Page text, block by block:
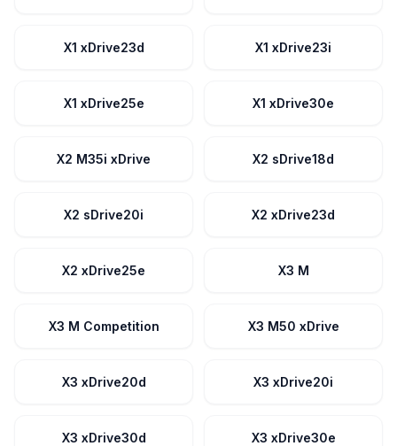
X1 xDrive23d X1 xDrive23i
X1 xDrive25e X1 xDrive30e
X2 M35i xDrive X2 sDrive18d
X2 sDrive20i X2 xDrive23d
X2 xDrive25e X3 M
X3 M Competition X3 M50 xDrive
X3 xDrive20d X3 xDrive20i
X3 xDrive30d X3 xDrive30e